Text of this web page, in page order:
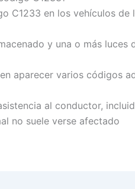
C1233 en los vehículos
y una o más
aparecer varios códigos
al conductor,
no suele verse afectado